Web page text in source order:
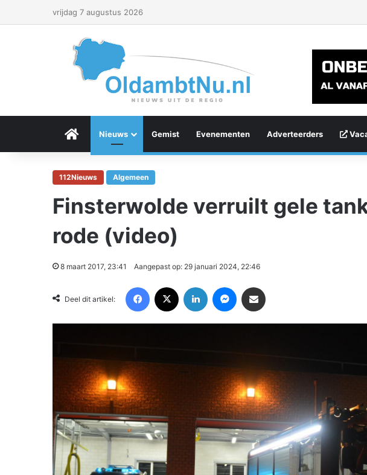
vrijdag 7 augustus 2026
Menu Item
Nieuws Gemist Evenementen Adverteerders
112Nieuws Algemeen
Finsterwolde verruilt gele
rode (video)
8 maart 2017, 23:41 Aangepast op: 29 januari 2024, 22:46
Deel dit artikel: